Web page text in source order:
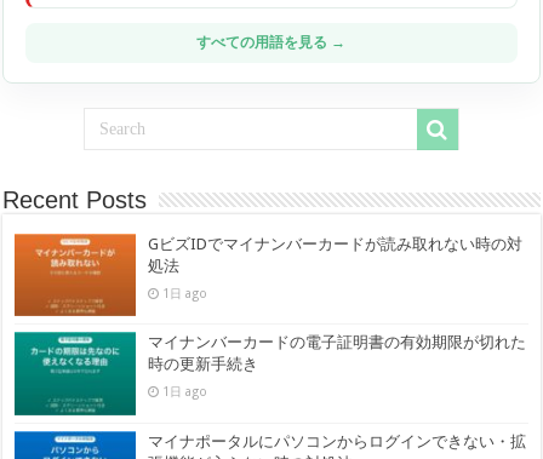
すべての用語を見る →
Recent Posts
GビズIDでマイナンバーカードが読み取れない時の対
処法
1日 ago
マイナンバーカードの電子証明書の有効期限が切れた
時の更新手続き
1日 ago
マイナポータルにパソコンからログインできない・拡